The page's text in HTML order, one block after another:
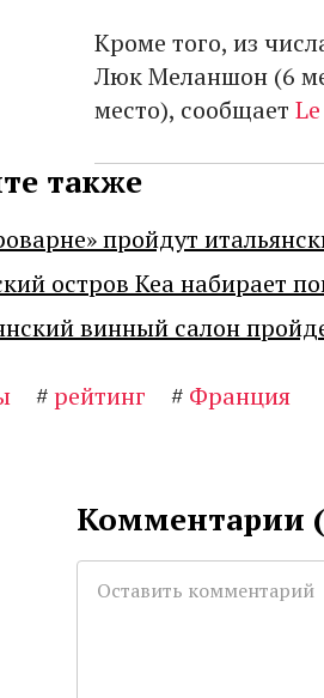
Кроме того, из
Люк Меланшон (6
место), сообщает
также
пройдут
остров Кеа набирает
винный салон
#рейтинг # Франция
Комментарии (